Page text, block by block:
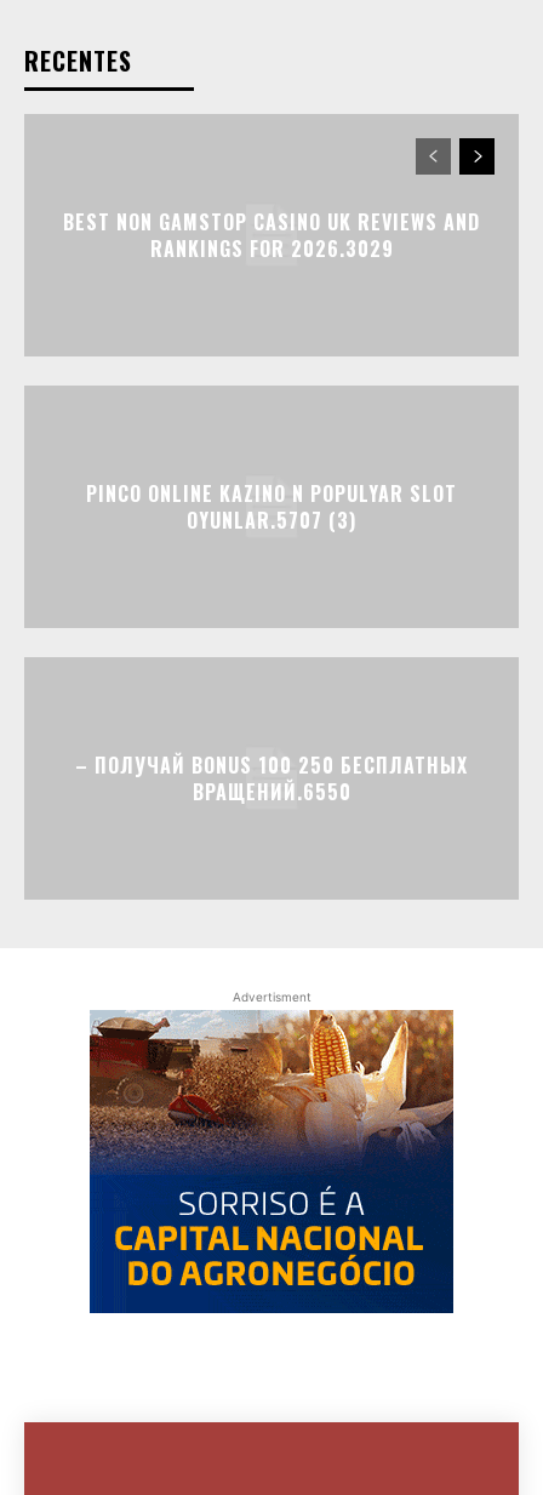
RECENTES
BEST NON GAMSTOP CASINO UK REVIEWS AND
RANKINGS FOR 2026.3029
PINCO ONLINE KAZINO N POPULYAR SLOT
OYUNLAR.5707 (3)
– ПОЛУЧАЙ BONUS 100 250 БЕСПЛАТНЫХ
ВРАЩЕНИЙ.6550
Advertisment